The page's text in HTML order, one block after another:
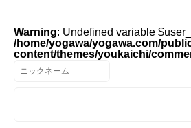
Warning: Undefined variable
/home/yogawa/yogawa.com/
content/themes/youkaichi/